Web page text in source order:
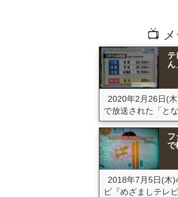
📺
テ
2020年2月26日(
で放送された「と
フ
で
2018年7月5日(木
ビ『めざましテレ